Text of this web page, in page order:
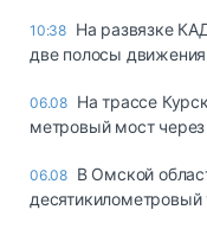
10:38 На развязке
две полосы движения
06.08 На трассе
метровый мост
06.08 В Омской